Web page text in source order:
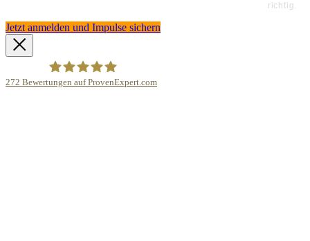
richtig.
Jetzt anmelden und Impulse sichern
272 Bewertungen auf ProvenExpert.com